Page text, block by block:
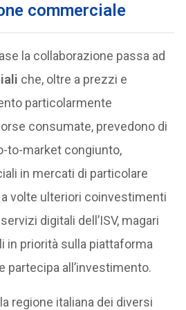
commerciale
la collaborazione passa ad
che, oltre a prezzi e
particolarmente
consumate, prevedono di
to-market congiunto,
in mercati di particolare
volte ulteriori coinvestimenti
digitali dell’ISV, magari
in priorità sulla piattaforma
partecipa all’investimento.
regione italiana dei diversi